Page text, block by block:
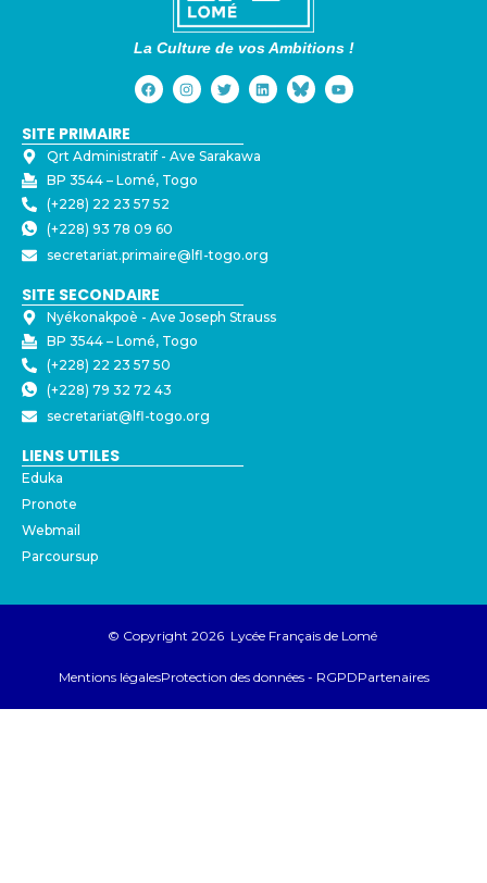
La Culture de vos Ambitions !
SITE PRIMAIRE
Qrt Administratif - ⁠Ave Sarakawa
BP 3544 – Lomé, Togo
(+228) 22 23 57 52
(+228) 93 78 09 60
secretariat.primaire@lfl-togo.org
SITE SECONDAIRE
Nyékonakpoè - ⁠Ave Joseph Strauss
BP 3544 – Lomé, Togo
(+228) 22 23 57 50
(+228) 79 32 72 43
secretariat@lfl-togo.org
LIENS UTILES
Eduka
Pronote
Webmail
Parcoursup
© Copyright 2026 Lycée Français de Lomé
Mentions légalesProtection des données - RGPDPartenaires